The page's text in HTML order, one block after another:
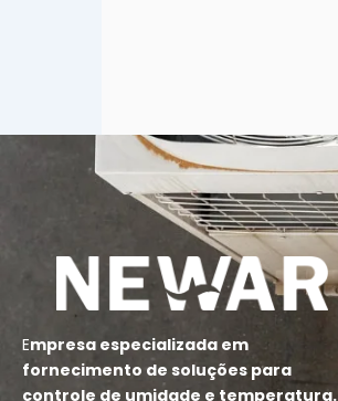
Empresa especializada em
fornecimento de soluções para
controle de umidade e temperatura.